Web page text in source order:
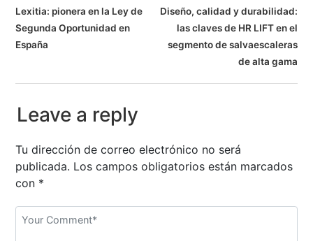
N
a
g
a
c
i
ó
Lexitia: pionera en la Ley de
Segunda Oportunidad en
España
Diseño, calidad y durabilidad:
las claves de HR LIFT en el
segmento de salvaescaleras
de alta gama
Leave a reply
Tu dirección de correo electrónico no será
publicada. Los campos obligatorios están marcados
con *